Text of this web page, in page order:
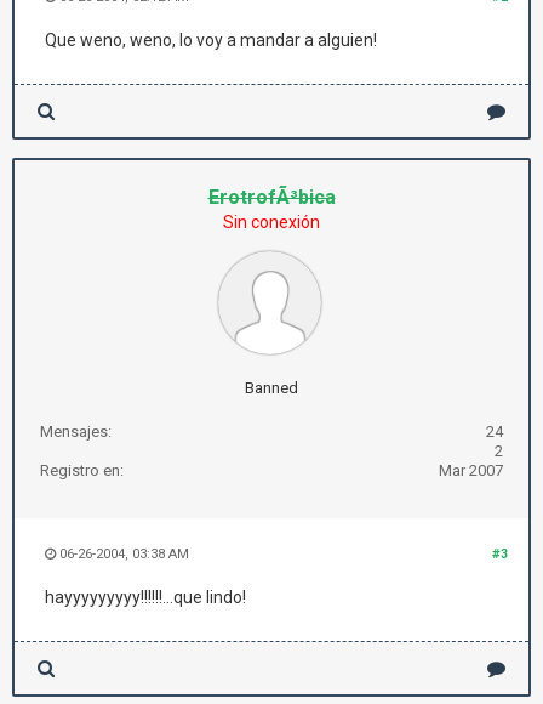
Que weno, weno, lo voy a mandar a alguien!
ErotrofÃ³bica
Sin conexión
Banned
Mensajes:
24
2
Registro en:
Mar 2007
#3
06-26-2004, 03:38 AM
hayyyyyyyyy!!!!!!...que lindo!